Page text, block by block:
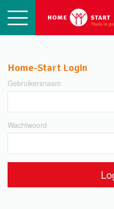
Home-Start Login
Gebruikersnaam
Wachtwoord